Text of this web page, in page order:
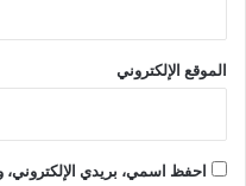
الموقع الإلكتروني
احفظ اسمي، بريدي الإلكتروني،